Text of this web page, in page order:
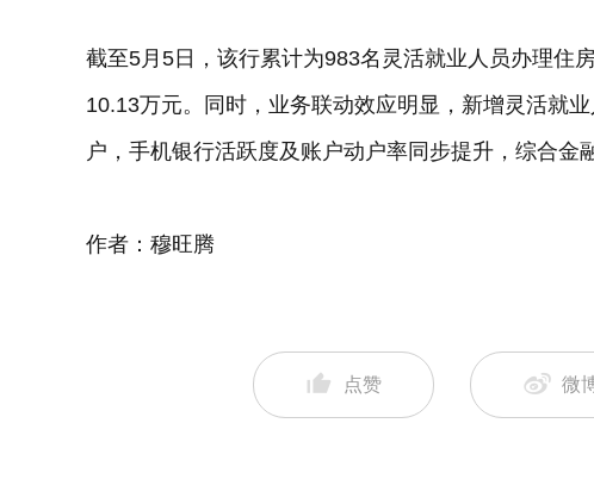
截至5月5日，该行累计为983名灵活就业人员办理住
10.13万元。同时，业务联动效应明显，新增灵活就
户，手机银行活跃度及账户动户率同步提升，综合金
作者：穆旺腾
点赞 微